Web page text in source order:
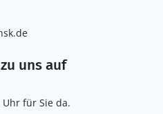
uns auf
für Sie da.